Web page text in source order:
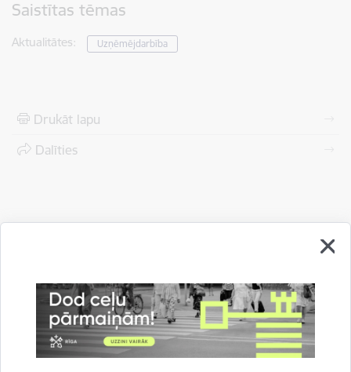
Saistītas tēmas
Aktualitātes: Uzņēmējdarbība
Drukāt lapu
Dalīties